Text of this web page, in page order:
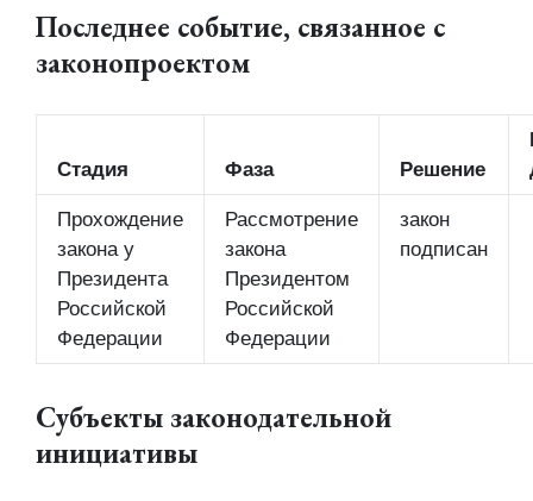
Последнее событие, связанное с
законопроектом
Стадия Фаза Решение
Прохождение
закона у
Президента
Российской
Федерации
Рассмотрение
закона
Президентом
Российской
Федерации
закон
подписан
Субъекты законодательной
инициативы